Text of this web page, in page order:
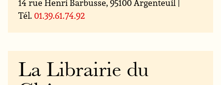
14 rue Henri Barbusse, 95100 Argenteuil |
Tél. 01.39.61.74.92
La Librairie du